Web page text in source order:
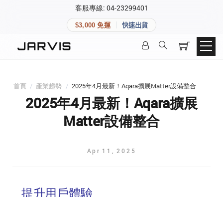
客服專線: 04-23299401
$3,000 免運 快速出貨
首頁 / 產業趨勢 / 2025年4月最新！Aqara擴展Matter設備整合
2025年4月最新！Aqara擴展
Matter設備整合
Apr 11 2025
提升用戶體驗
快速連結
Matter 智慧家庭
精品家電
登入後可查看訂單、會員資料與收藏清單。
登入會員